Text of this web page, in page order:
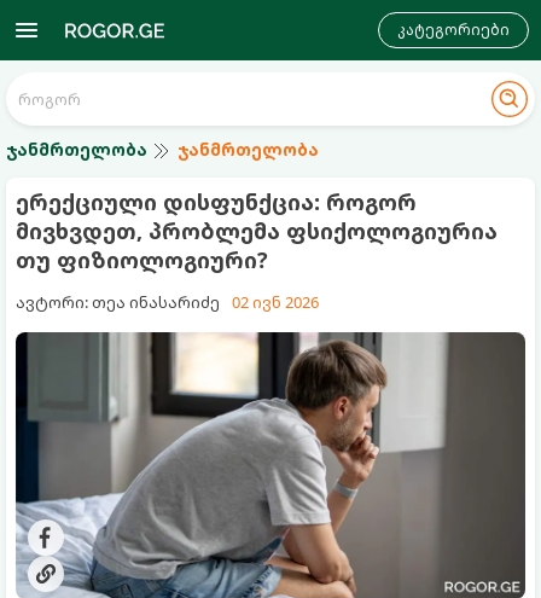
კატეგორიები
ჯანმრთელობა ჯანმრთელობა
ერექციული დისფუნქცია: როგორ
მივხვდეთ, პრობლემა ფსიქოლოგიურია
თუ ფიზიოლოგიური?
ავტორი: თეა ინასარიძე 02 ივნ 2026